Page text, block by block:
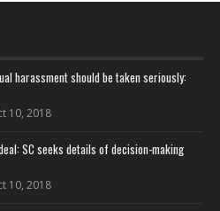
harassment should be taken seriously:
10, 2018
SC seeks details of decision-making
10, 2018